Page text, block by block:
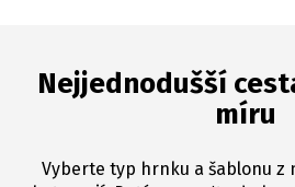
Nejjednodušší
míru
Vyberte typ hrnku a šablonu z